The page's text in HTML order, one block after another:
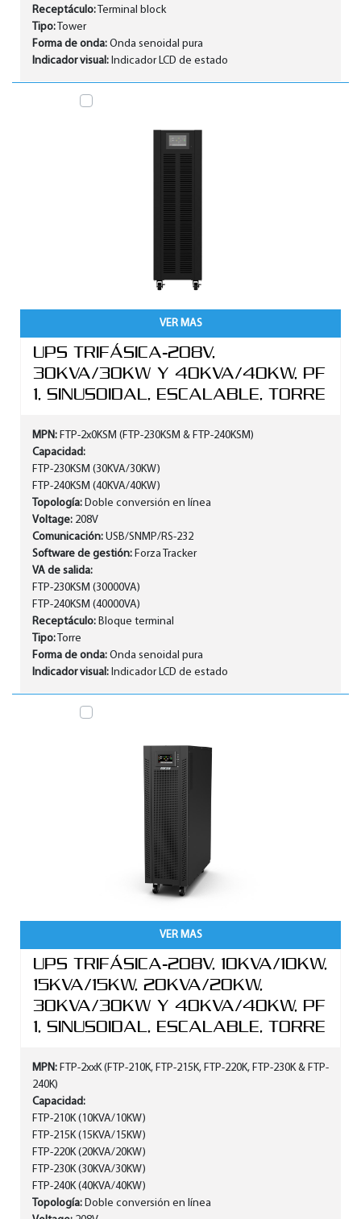
Receptáculo: Terminal block
Tipo: Tower
Forma de onda: Onda senoidal pura
Indicador visual: Indicador LCD de estado
VER MAS
UPS TRIFÁSICA-208V,
30KVA/30KW Y 40KVA/40KW, PF
1, SINUSOIDAL, ESCALABLE, TORRE
MPN: FTP-2x0KSM (FTP-230KSM & FTP-240KSM)
Capacidad:
FTP-230KSM (30KVA/30KW)
FTP-240KSM (40KVA/40KW)
Topología: Doble conversión en línea
Voltage: 208V
Comunicación: USB/SNMP/RS-232
Software de gestión: Forza Tracker
VA de salida:
FTP-230KSM (30000VA)
FTP-240KSM (40000VA)
Receptáculo: Bloque terminal
Tipo: Torre
Forma de onda: Onda senoidal pura
Indicador visual: Indicador LCD de estado
VER MAS
UPS TRIFÁSICA-208V, 10KVA/10KW,
15KVA/15KW, 20KVA/20KW,
30KVA/30KW Y 40KVA/40KW, PF
1, SINUSOIDAL, ESCALABLE, TORRE
MPN: FTP-2xxK (FTP-210K, FTP-215K, FTP-220K, FTP-230K & FTP-
240K)
Capacidad:
FTP-210K (10KVA/10KW)
FTP-215K (15KVA/15KW)
FTP-220K (20KVA/20KW)
FTP-230K (30KVA/30KW)
FTP-240K (40KVA/40KW)
Topología: Doble conversión en línea